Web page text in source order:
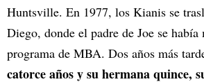
Huntsville. En 1977, los Kianis se
Diego, donde el padre de Joe se
programa de MBA. Dos años más
catorce años y su hermana quince,